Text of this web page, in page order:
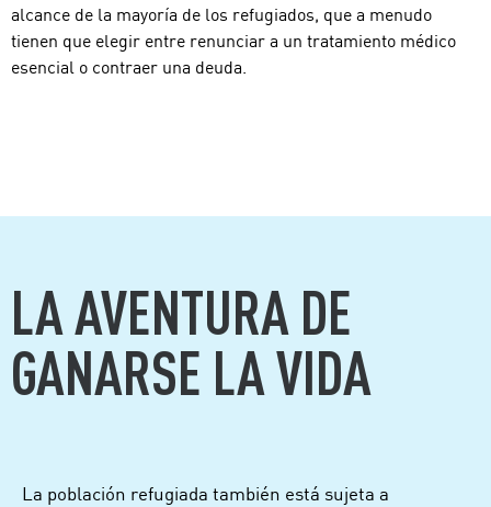
alcance de la mayoría de los refugiados, que a menudo
tienen que elegir entre renunciar a un tratamiento médico
esencial o contraer una deuda.
LA AVENTURA DE
GANARSE LA VIDA
La población refugiada también está sujeta a